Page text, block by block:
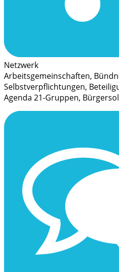
Netzwerk
Arbeitsgemeinschaften,
Selbstverpflichtungen,
Agenda 21-Gruppen,